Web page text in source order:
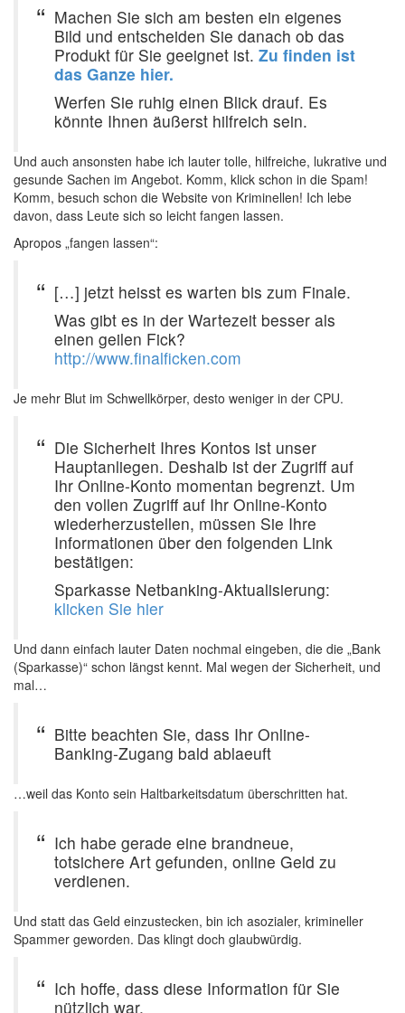
Machen Sie sich am besten ein eigenes
Bild und entscheiden Sie danach ob das
Produkt für Sie geeignet ist. Zu finden ist
das Ganze hier.
Werfen Sie ruhig einen Blick drauf. Es
könnte Ihnen äußerst hilfreich sein.
Und auch ansonsten habe ich lauter tolle, hilfreiche, lukrative und
gesunde Sachen im Angebot. Komm, klick schon in die Spam!
Komm, besuch schon die Website von Kriminellen! Ich lebe
davon, dass Leute sich so leicht fangen lassen.
Apropos „fangen lassen“:
[…] jetzt heisst es warten bis zum Finale.
Was gibt es in der Wartezeit besser als
einen geilen Fick?
http://www.finalficken.com
Je mehr Blut im Schwellkörper, desto weniger in der CPU.
Die Sicherheit Ihres Kontos ist unser
Hauptanliegen. Deshalb ist der Zugriff auf
Ihr Online-Konto momentan begrenzt. Um
den vollen Zugriff auf Ihr Online-Konto
wiederherzustellen, müssen Sie Ihre
Informationen über den folgenden Link
bestätigen:
Sparkasse Netbanking-Aktualisierung:
klicken Sie hier
Und dann einfach lauter Daten nochmal eingeben, die die „Bank
(Sparkasse)“ schon längst kennt. Mal wegen der Sicherheit, und
mal…
Bitte beachten Sie, dass Ihr Online-
Banking-Zugang bald ablaeuft
…weil das Konto sein Haltbarkeitsdatum überschritten hat.
Ich habe gerade eine brandneue,
totsichere Art gefunden, online Geld zu
verdienen.
Und statt das Geld einzustecken, bin ich asozialer, krimineller
Spammer geworden. Das klingt doch glaubwürdig.
Ich hoffe, dass diese Information für Sie
nützlich war.